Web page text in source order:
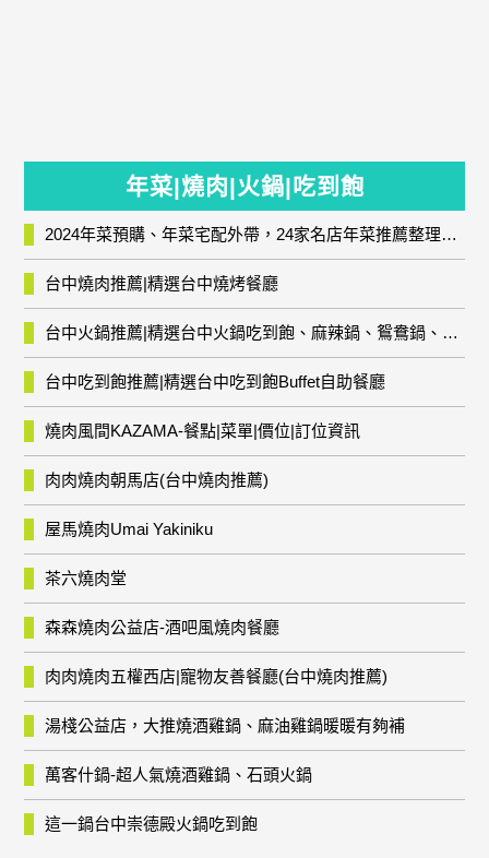
年菜|燒肉|火鍋|吃到飽
2024年菜預購、年菜宅配外帶，24家名店年菜推薦整理，圍爐輕鬆上菜團圓趣
台中燒肉推薦|精選台中燒烤餐廳
台中火鍋推薦|精選台中火鍋吃到飽、麻辣鍋、鴛鴦鍋、石頭火鍋、酸菜白肉鍋、海鮮鍋、燒酒雞、麻油雞、壽喜燒等熱門人氣火鍋店!
台中吃到飽推薦|精選台中吃到飽Buffet自助餐廳
燒肉風間KAZAMA-餐點|菜單|價位|訂位資訊
肉肉燒肉朝馬店(台中燒肉推薦)
屋馬燒肉Umai Yakiniku
茶六燒肉堂
森森燒肉公益店-酒吧風燒肉餐廳
肉肉燒肉五權西店|寵物友善餐廳(台中燒肉推薦)
湯棧公益店，大推燒酒雞鍋、麻油雞鍋暖暖有夠補
萬客什鍋-超人氣燒酒雞鍋、石頭火鍋
這一鍋台中崇德殿火鍋吃到飽